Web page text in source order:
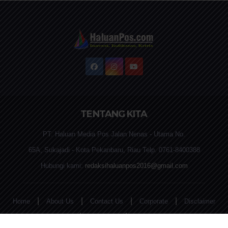
TENTANG KITA
PT. Haluan Media Pos Jalan Nenas - Utama No.
65A, Sukajadi - Kota Pekanbaru, Riau Telp. 0761-8400388
Hubungi kami: redaksihaluanpos2016@gmail.com
Home About Us Contact Us Corporate
Disclaimer
| |